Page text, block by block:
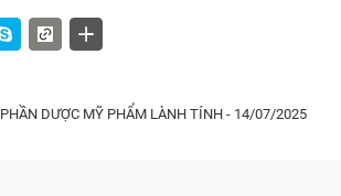
DƯỢC MỸ PHẨM LÀNH TÍNH - 14/07/2025